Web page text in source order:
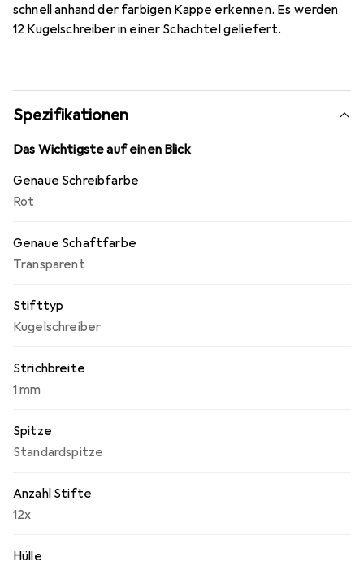
schnell anhand der farbigen Kappe erkennen. Es werden
12 Kugelschreiber in einer Schachtel geliefert.
Spezifikationen
Das Wichtigste auf einen Blick
Genaue Schreibfarbe
Rot
Genaue Schaftfarbe
Transparent
Stifttyp
Kugelschreiber
Strichbreite
1 mm
Spitze
Standardspitze
Anzahl Stifte
12x
Hülle